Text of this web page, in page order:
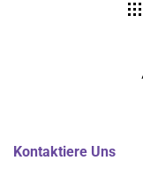
Kontaktiere Uns